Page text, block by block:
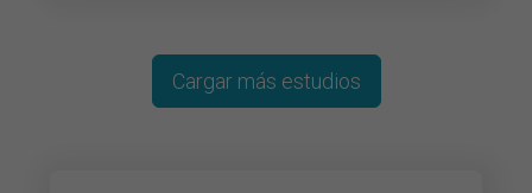
Cargar más estudios